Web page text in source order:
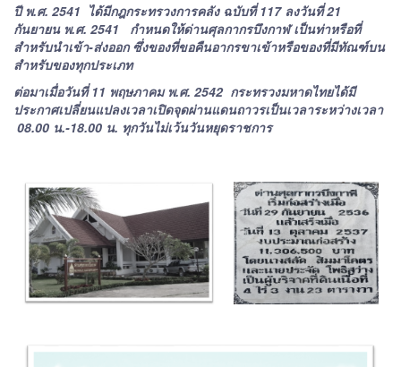
ปี พ.ศ. 2541 ได้มีกฎกระทรวงการคลัง ฉบับที่ 117 ลงวันที่ 21
กันยายน พ.ศ. 2541 กำหนดให้ด่านศุลกากรบึงกาฬ เป็นท่าหรือที่
สำหรับนำเข้า-ส่งออก ซึ่งของที่ขอคืนอากรขาเข้าหรือของที่มีทัณฑ์บน
สำหรับของทุกประเภท
ต่อมาเมื่อวันที่ 11 พฤษภาคม พ.ศ. 2542 กระทรวงมหาดไทยได้มี
ประกาศเปลี่ยนแปลงเวลาเปิดจุดผ่านแดนถาวรเป็นเวลาระหว่างเวลา
08.00 น.-18.00 น. ทุกวันไม่เว้นวันหยุดราชการ